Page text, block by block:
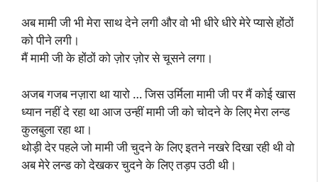
अब मामी जी भी मेरा साथ देने लगी और वो भी धीरे धीरे मेरे प्यासे होंठों
को पीने लगी।
मैं मामी जी के होंठों को ज़ोर ज़ोर से चूसने लगा।
अजब गजब नज़ारा था यारो … जिस उर्मिला मामी जी पर मैं कोई खास
ध्यान नहीं दे रहा था आज उन्हीं मामी जी को चोदने के लिए मेरा लन्ड
कुलबुला रहा था।
थोड़ी देर पहले जो मामी जी चुदने के लिए इतने नखरे दिखा रही थी वो
अब मेरे लन्ड को देखकर चुदने के लिए तड़प उठी थी।